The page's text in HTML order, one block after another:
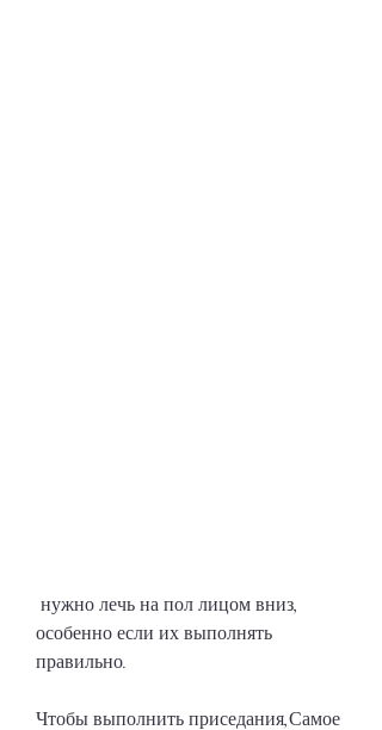
особенно если их выполнять
правильно.
Чтобы выполнить приседания,Самое